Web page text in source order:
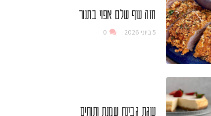
חזה עוף שלם אפוי בתנור
5 ביוני 2026 0
עוגת גבינת שמנת ותותים